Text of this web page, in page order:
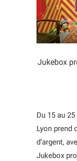
Jukebox
Du 15 au
Lyon prend
d’argent,
Jukebox